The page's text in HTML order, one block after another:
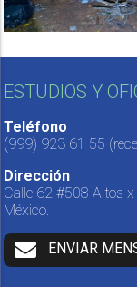
ESTUDIOS Y
Teléfono
(999) 923 61 55
Dirección
Calle 62 #508 Altos
México.
ENVIAR